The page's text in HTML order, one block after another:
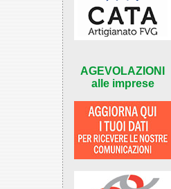
AGEVOLAZIONI
alle imprese